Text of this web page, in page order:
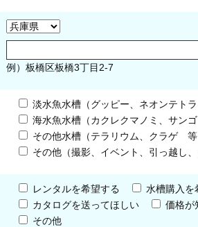
例）板橋区板橋3丁目2-7
淡水魚水槽（グッピー、ネオンテト
海水魚水槽（カクレクマノミ、サン
その他水槽（テラリウム、クラゲ 等
その他（撮影、イベント、引っ越し、
レンタルを希望する 水槽購入を
カタログを送ってほしい
価格が
その他